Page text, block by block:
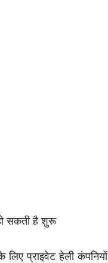
सकती है शुरू
प्राइवेट हेली कंपनियों